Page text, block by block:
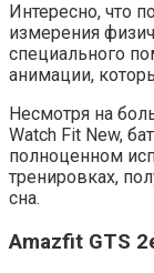
Интересно, что
измерения
специального
анимации,
Несмотря на
Watch Fit New,
полноценном
тренировках,
сна.
Amazfit GTS